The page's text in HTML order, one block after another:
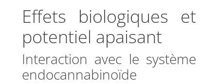
Effets biologiques et
potentiel apaisant
Interaction avec le système
endocannabinoïde